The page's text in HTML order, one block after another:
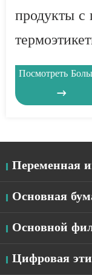
продукты с
Посмотреть

Переменная
Основная
Основной
Цифровая